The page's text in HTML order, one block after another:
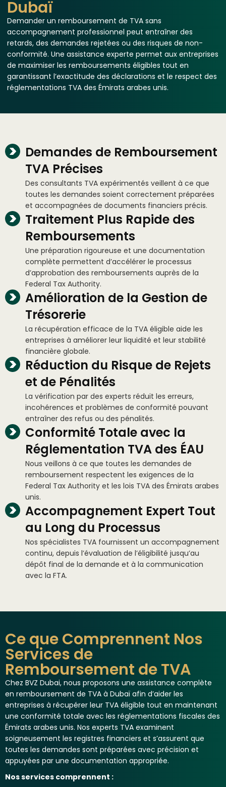
Dubaï
Demander un remboursement de TVA sans
accompagnement professionnel peut entraîner des
retards, des demandes rejetées ou des risques de non-
conformité. Une assistance experte permet aux entreprises
de maximiser les remboursements éligibles tout en
garantissant l’exactitude des déclarations et le respect des
réglementations TVA des Émirats arabes unis.
Demandes de Remboursement
TVA Précises
Des consultants TVA expérimentés veillent à ce que
toutes les demandes soient correctement préparées
et accompagnées de documents financiers précis.
Traitement Plus Rapide des
Remboursements
Une préparation rigoureuse et une documentation
complète permettent d’accélérer le processus
d’approbation des remboursements auprès de la
Federal Tax Authority.
Amélioration de la Gestion de
Trésorerie
La récupération efficace de la TVA éligible aide les
entreprises à améliorer leur liquidité et leur stabilité
financière globale.
Réduction du Risque de Rejets
et de Pénalités
La vérification par des experts réduit les erreurs,
incohérences et problèmes de conformité pouvant
entraîner des refus ou des pénalités.
Conformité Totale avec la
Réglementation TVA des ÉAU
Nous veillons à ce que toutes les demandes de
remboursement respectent les exigences de la
Federal Tax Authority et les lois TVA des Émirats arabes
unis.
Accompagnement Expert Tout
au Long du Processus
Nos spécialistes TVA fournissent un accompagnement
continu, depuis l’évaluation de l’éligibilité jusqu’au
dépôt final de la demande et à la communication
avec la FTA.
Ce que Comprennent Nos
Services de
Remboursement de TVA
Chez BVZ Dubai, nous proposons une assistance complète
en remboursement de TVA à Dubaï afin d’aider les
entreprises à récupérer leur TVA éligible tout en maintenant
une conformité totale avec les réglementations fiscales des
Émirats arabes unis. Nos experts TVA examinent
soigneusement les registres financiers et s’assurent que
toutes les demandes sont préparées avec précision et
appuyées par une documentation appropriée.
Nos services comprennent :